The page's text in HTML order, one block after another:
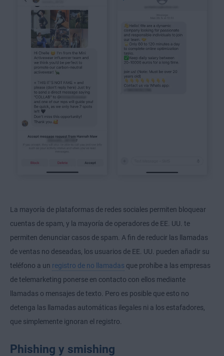
La mayoría de plataformas de redes sociales permiten bloquear
cuentas de spam, y la mayoría de operadores de EE. UU. te
permiten denunciar casos de spam. A fin de reducir las llamadas
de ventas no deseadas, los usuarios de EE. UU. pueden añadir su
teléfono a un registro de no llamadas que prohíbe a las empresas
de telemarketing ponerse en contacto con ellos mediante
llamadas o mensajes de texto. Pero es posible que esto no
detenga las llamadas automáticas ilegales ni a los estafadores,
que simplemente ignoran el registro.
Phishing y smishing